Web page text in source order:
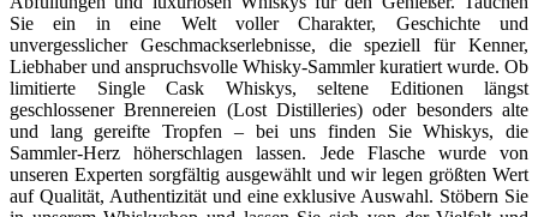
Sie ein in eine Welt voller Charakter, Geschichte und
unvergesslicher Geschmackserlebnisse, die speziell für Kenner,
Liebhaber und anspruchsvolle Whisky-Sammler kuratiert wurde. Ob
limitierte Single Cask Whiskys, seltene Editionen längst
geschlossener Brennereien (Lost Distilleries) oder besonders alte
und lang gereifte Tropfen – bei uns finden Sie Whiskys, die
Sammler-Herz höherschlagen lassen. Jede Flasche wurde von
unseren Experten sorgfältig ausgewählt und wir legen größten Wert
auf Qualität, Authentizität und eine exklusive Auswahl. Stöbern Sie